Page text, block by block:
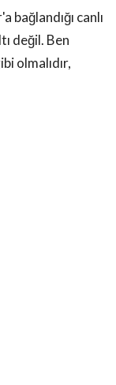
bağlandığı canlı
değil. Ben
olmalıdır,